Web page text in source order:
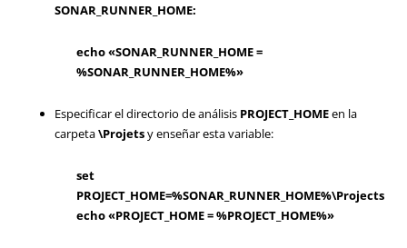
SONAR_RUNNER_HOME:
echo «SONAR_RUNNER_HOME =
%SONAR_RUNNER_HOME%»
Especificar el directorio de análisis PROJECT_HOMEen la
carpeta\Projetsy enseñar esta variable:
set
PROJECT_HOME=%SONAR_RUNNER_HOME%\Projects
echo «PROJECT_HOME = %PROJECT_HOME%»